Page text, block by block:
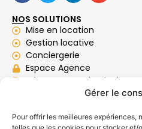
Gérer le
Pour offrir les meilleures expériences,
NOS SOLUTIONS
Mise en location
Gestion locative
Conciergerie
Espace Agence
Déposer mon dossier
Barème des honoraires
NOS AGENCES